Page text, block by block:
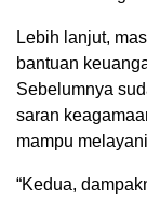
Lebih lanjut,
bantuan
Sebelumnya
saran
mampu
“Kedua,